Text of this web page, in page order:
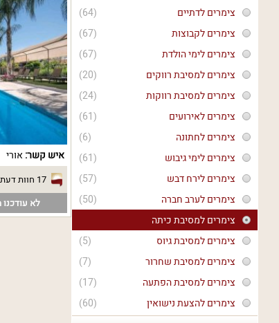
(64)
צימרים לדתיים
(67)
צימרים לקבוצות
(67)
צימרים לימי הולדת
(20)
צימרים למסיבת רווקים
(24)
צימרים למסיבת רווקות
(61)
צימרים לאירועים
(6)
צימרים לחתונה
(61)
צימרים לימי גיבוש
(57)
צימרים לירח דבש
(50)
צימרים לערב חברה
צימרים למסיבת כיתה
(5)
צימרים למסיבת גיוס
(7)
צימרים למסיבת שחרור
(17)
צימרים למסיבת הפתעה
(60)
צימרים להצעת נישואין
איש קשר: אורי
17 חוות דעת אמיתיות
לא עודכנו